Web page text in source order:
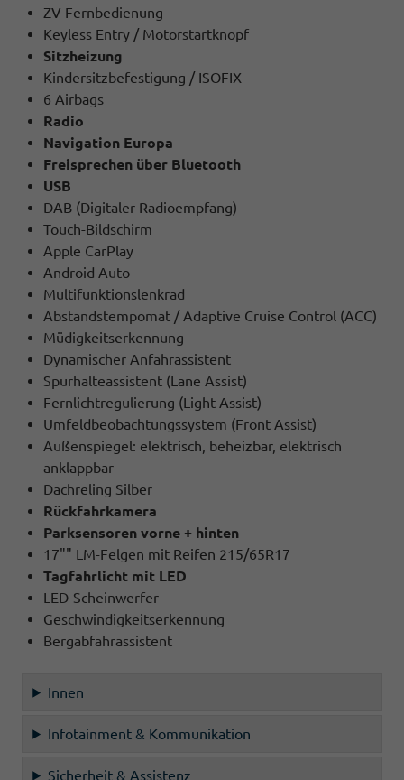
ZV Fernbedienung
Keyless Entry / Motorstartknopf
Sitzheizung
Kindersitzbefestigung / ISOFIX
6 Airbags
Radio
Navigation Europa
Freisprechen über Bluetooth
USB
DAB (Digitaler Radioempfang)
Touch-Bildschirm
Apple CarPlay
Android Auto
Multifunktionslenkrad
Abstandstempomat / Adaptive Cruise Control (ACC)
Müdigkeitserkennung
Dynamischer Anfahrassistent
Spurhalteassistent (Lane Assist)
Fernlichtregulierung (Light Assist)
Umfeldbeobachtungssystem (Front Assist)
Außenspiegel: elektrisch, beheizbar, elektrisch
anklappbar
Dachreling Silber
Rückfahrkamera
Parksensoren vorne + hinten
17"" LM-Felgen mit Reifen 215/65R17
Tagfahrlicht mit LED
LED-Scheinwerfer
Geschwindigkeitserkennung
Bergabfahrassistent
Innen
Infotainment & Kommunikation
Sicherheit & Assistenz